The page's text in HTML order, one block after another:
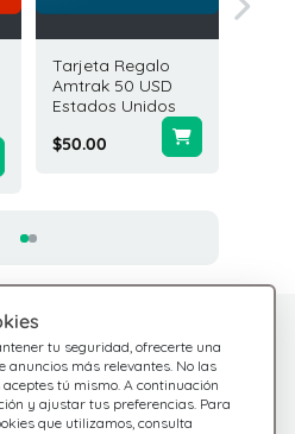
Tarjeta Regalo
Amtrak 50 USD
Estados Unidos
$50.00
tu seguridad, ofrecerte una
anuncios más relevantes. No las
tú mismo. A continuación
y ajustar tus preferencias. Para
que utilizamos, consulta
Consulta nuestras
preguntas frecuentes